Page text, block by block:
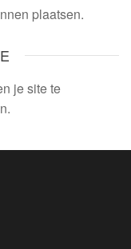
plaatsen.
je site te